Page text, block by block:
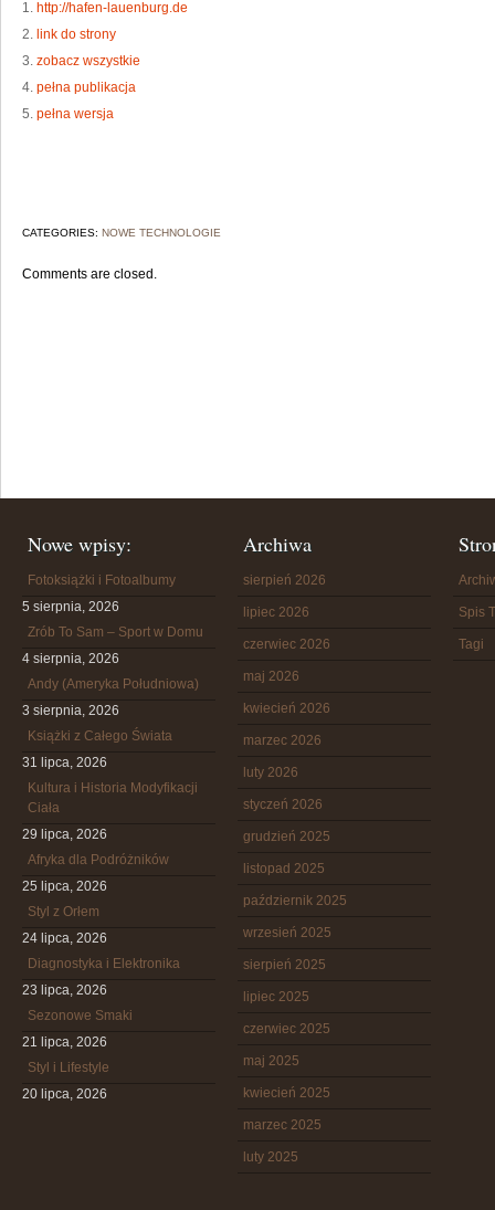
1. http://hafen-lauenburg.de
2. link do strony
3. zobacz wszystkie
4. pełna publikacja
5. pełna wersja
CATEGORIES: NOWE TECHNOLOGIE
Comments are closed.
Nowe wpisy:
Fotoksiążki i Fotoalbumy
5 sierpnia, 2026
Zrób To Sam – Sport w Domu
4 sierpnia, 2026
Andy (Ameryka Południowa)
3 sierpnia, 2026
Książki z Całego Świata
31 lipca, 2026
Kultura i Historia Modyfikacji
Ciała
29 lipca, 2026
Afryka dla Podróżników
25 lipca, 2026
Styl z Orłem
24 lipca, 2026
Diagnostyka i Elektronika
23 lipca, 2026
Sezonowe Smaki
21 lipca, 2026
Styl i Lifestyle
20 lipca, 2026
Archiwa
sierpień 2026
lipiec 2026
czerwiec 2026
maj 2026
kwiecień 2026
marzec 2026
luty 2026
styczeń 2026
grudzień 2025
listopad 2025
październik 2025
wrzesień 2025
sierpień 2025
lipiec 2025
czerwiec 2025
maj 2025
kwiecień 2025
marzec 2025
luty 2025
Spis
Tagi